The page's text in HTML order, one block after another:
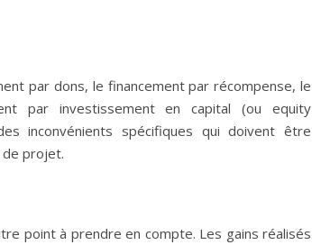
par dons, le financement par récompense, le
par investissement en capital (ou equity
inconvénients spécifiques qui doivent être
projet.
point à prendre en compte. Les gains réalisés